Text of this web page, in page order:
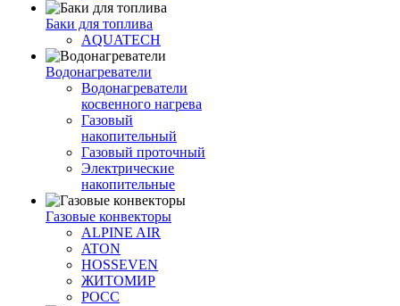
Баки для топлива
AQUATECH
Водонагреватели
Водонагреватели
косвенного нагрева
Газовый
накопительный
Газовый проточный
Электрические
накопительные
Газовые конвекторы
ALPINE AIR
ATON
HOSSEVEN
ЖИТОМИР
РОСС